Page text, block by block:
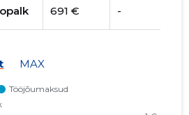
691 € -
MAX